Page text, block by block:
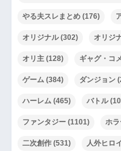
やる夫スレまとめ (176)
オリジナル(302) オリジ
オリ主 (128) ギャグ・コ
ゲーム (384) ダンジョン
ハーレム (465) バトル
ファンタジー (1101) ホ
二次創作 (531) 人外ヒロ